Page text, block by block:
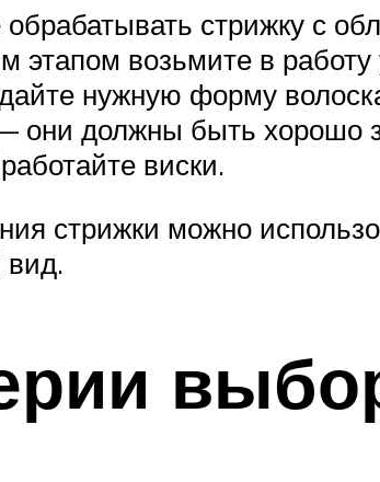
обрабатывать стрижку с
этапом возьмите в работу
нужную форму
они должны быть хорошо
виски.
стрижки можно